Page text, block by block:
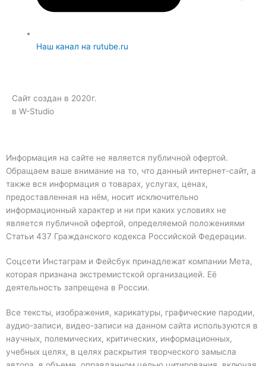
Наш канал на rutube.ru
Сайт создан в 2020г.
в W-Studio
Информация на сайте не является публичной офертой.
Обращаем ваше внимание на то, что данный интернет-сайт, а
также вся информация о товарах, услугах, ценах,
предоставленная на нём, носит исключительно
информационный характер и ни при каких условиях не
является публичной офертой, определяемой положениями
Статьи 437 Гражданского кодекса Российской Федерации.
Соцсети Инстаграм и Фейсбук принадлежат компании Мета,
которая признана экстремистской организацией. Её
деятельность запрещена в России.
Все тексты, изображения, карикатуры, графические пародии,
аудио-записи, видео-записи на данном сайта используются в
научных, полемических, критических, информационных,
учебных целях, в целях раскрытия творческого замысла